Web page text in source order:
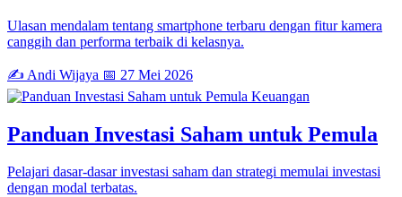
Ulasan mendalam tentang smartphone terbaru dengan fitur kamera
canggih dan performa terbaik di kelasnya.
✍️ Andi Wijaya 📅 27 Mei 2026
Keuangan
Panduan Investasi Saham untuk Pemula
Pelajari dasar-dasar investasi saham dan strategi memulai investasi
dengan modal terbatas.